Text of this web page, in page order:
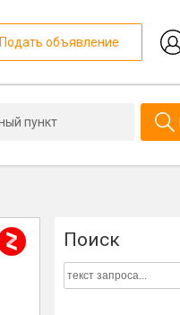
Подать объявление
Поиск